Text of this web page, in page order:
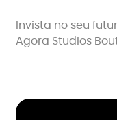
Invista no seu
Agora Studios